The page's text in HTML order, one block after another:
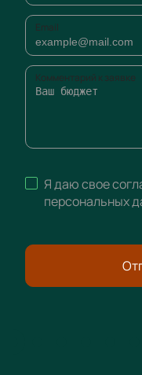
Email
Комментарий к заявке
Я даю свое
персональных